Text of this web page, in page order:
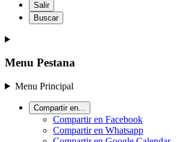
Salir
Buscar
Menu Pestana
Menu Principal
Compartir en...
Compartir en Facebook
Compartir en Whatsapp